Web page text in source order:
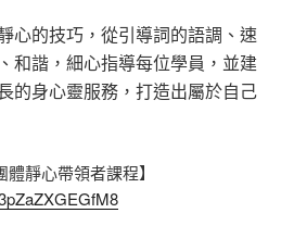
心的技巧，從引導詞的語調、速
和諧，細心指導每位學員，並建
的身心靈服務，打造出屬於自己
體靜心帶領者課程】